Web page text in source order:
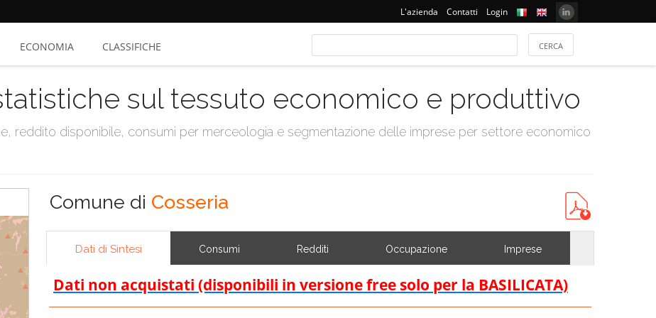
L'azienda Contatti Login
ECONOMIA CLASSIFICHE
sul tessuto economico e produttivo
reddito disponibile, consumi per merceologia e segmentazione delle imprese per settore economico
Comune di Cosseria
Dati di Sintesi Consumi Redditi Occupazione Imprese
Dati non acquistati (disponibili in versione free solo per la BASILICATA)